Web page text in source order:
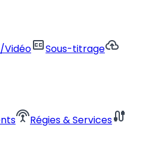
Vidéoclosed_captionSous-titragecloud_upload
settings_input_antennaRégies & Servicescable